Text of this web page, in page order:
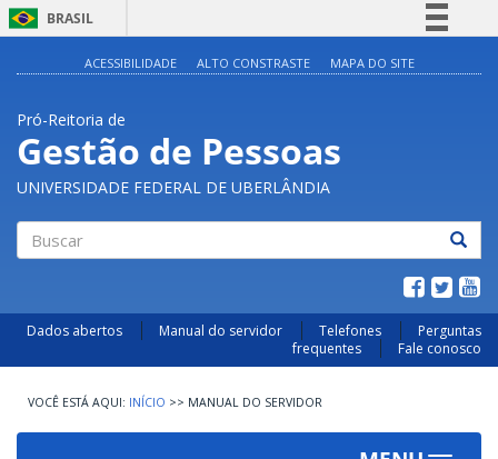
BRASIL
Acesso à informação
Legislação
Canais
ACESSIBILIDADE ALTO CONSTRASTE MAPA DO SITE
Pró-Reitoria de
Gestão de Pessoas
UNIVERSIDADE FEDERAL DE UBERLÂNDIA
Dados abertos Manual do servidor Telefones
Perguntas
frequentes
Fale conosco
INÍCIO >> MANUAL DO SERVIDOR